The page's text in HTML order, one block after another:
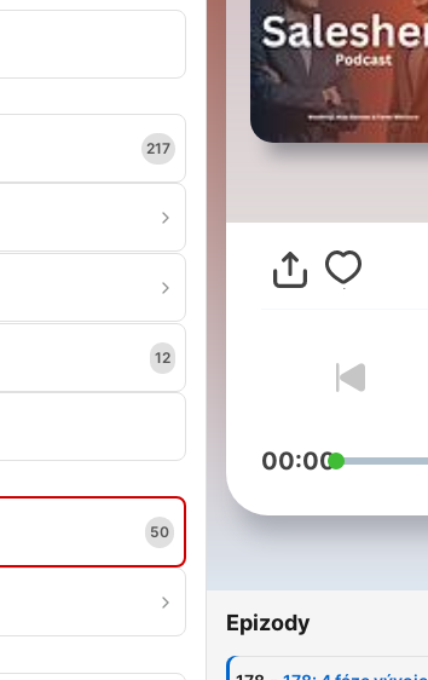
217
12
50
00:00
Epizody